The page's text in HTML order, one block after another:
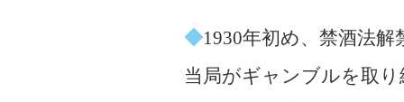
◆1930年初め、禁酒法
当局がギャンブルを取